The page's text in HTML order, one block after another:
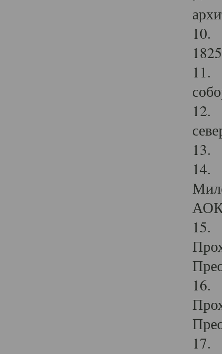
10.
11.
12.
13.
14.
15.
16.
17.